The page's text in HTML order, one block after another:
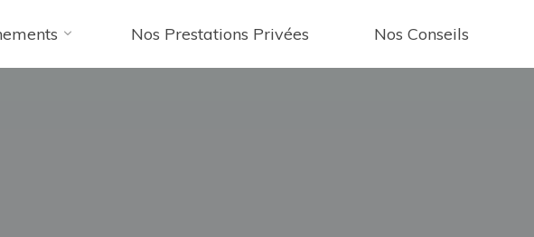
Nos Prestations Privées Nos Conseils